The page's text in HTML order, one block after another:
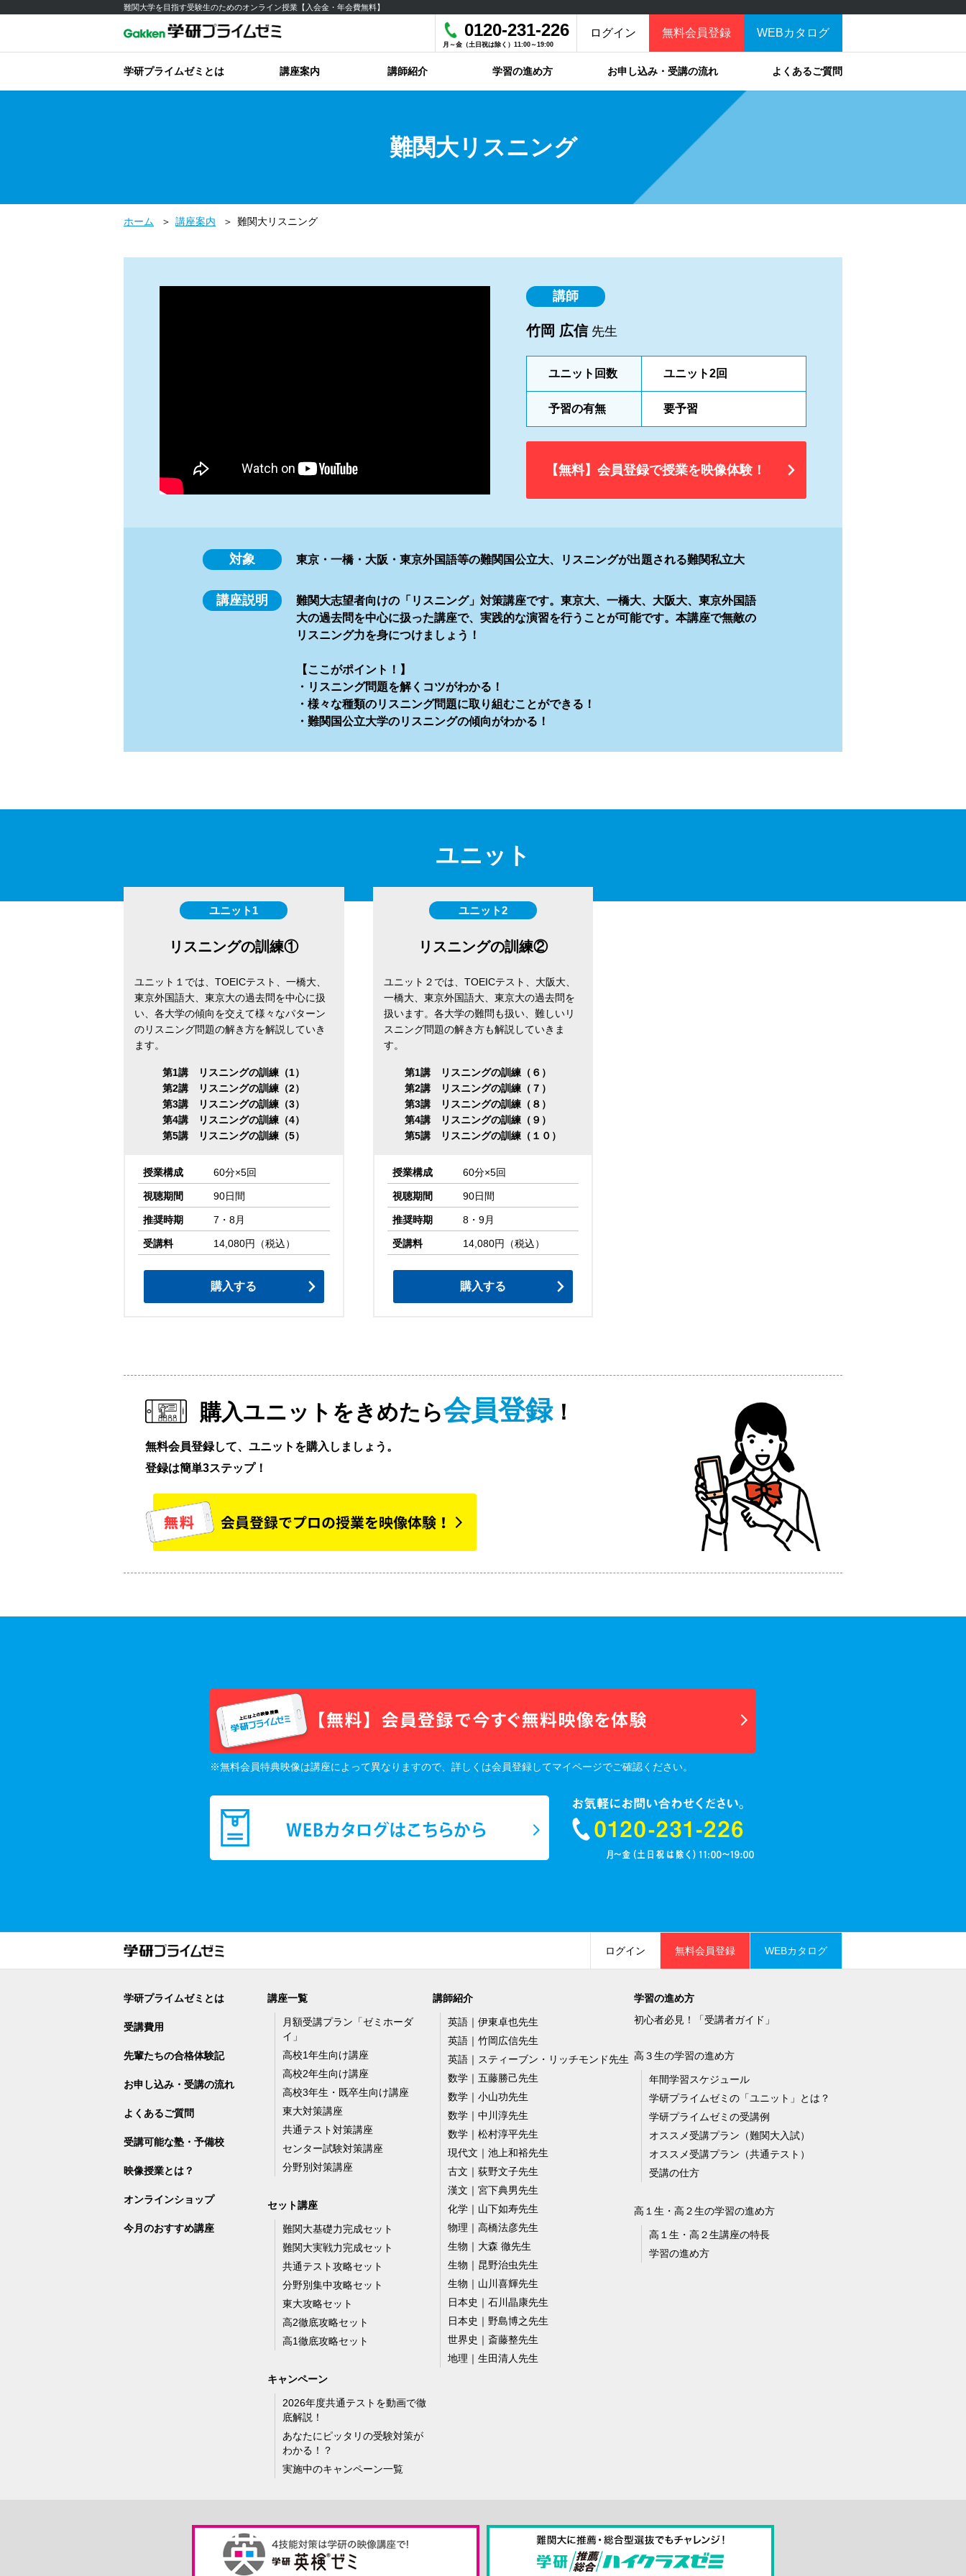
難関大学を目指す受験生のためのオンライン授業【入会金・年会費無料】
0120-231-226
月～金（土日祝は除く）11:00～19:00
ログイン 無料会員登録 WEBカタログ
学研プライムゼミとは 講座案内 講師紹介 学習の進め方 お申し込み・受講の流れ よくあるご質問
難関大リスニング
ホーム 講座案内 難関大リスニング
講師
竹岡 広信先生
ユニット回数 ユニット2回
予習の有無 要予習
【無料】会員登録で授業を映像体験！
対象 東京・一橋・大阪・東京外国語等の難関国公立大、リスニングが出題される難関私立大
講座説明
難関大志望者向けの「リスニング」対策講座です。東京大、一橋大、大阪大、東京外国語
大の過去問を中心に扱った講座で、実践的な演習を行うことが可能です。本講座で無敵の
リスニング力を身につけましょう！
【ここがポイント！】
・リスニング問題を解くコツがわかる！
・様々な種類のリスニング問題に取り組むことができる！
・難関国公立大学のリスニングの傾向がわかる！
ユニット
ユニット1
リスニングの訓練①
ユニット１では、TOEICテスト、一橋大、
東京外国語大、東京大の過去問を中心に扱
い、各大学の傾向を交えて様々なパターン
のリスニング問題の解き方を解説していき
ます。
第1講 リスニングの訓練（1）
第2講 リスニングの訓練（2）
第3講 リスニングの訓練（3）
第4講 リスニングの訓練（4）
第5講 リスニングの訓練（5）
授業構成 60分×5回
視聴期間 90日間
推奨時期 7・8月
受講料 14,080円（税込）
購入する
ユニット2
リスニングの訓練②
ユニット２では、TOEICテスト、大阪大、
一橋大、東京外国語大、東京大の過去問を
扱います。各大学の難問も扱い、難しいリ
スニング問題の解き方も解説していきま
す。
第1講 リスニングの訓練（６）
第2講 リスニングの訓練（７）
第3講 リスニングの訓練（８）
第4講 リスニングの訓練（９）
第5講 リスニングの訓練（１０）
授業構成 60分×5回
視聴期間 90日間
推奨時期 8・9月
受講料 14,080円（税込）
購入する
購入ユニットをきめたら会員登録！
無料会員登録して、ユニットを購入しましょう。
登録は簡単3ステップ！
※無料会員特典映像は講座によって異なりますので、詳しくは会員登録してマイページでご確認ください。
WEBカタログ
無料会員登録
ログイン
学研プライムゼミとは
受講費用
先輩たちの合格体験記
お申し込み・受講の流れ
よくあるご質問
受講可能な塾・予備校
映像授業とは？
オンラインショップ
今月のおすすめ講座
講座一覧
月額受講プラン「ゼミホーダ
イ」
高校1年生向け講座
高校2年生向け講座
高校3年生・既卒生向け講座
東大対策講座
共通テスト対策講座
センター試験対策講座
分野別対策講座
セット講座
難関大基礎力完成セット
難関大実戦力完成セット
共通テスト攻略セット
分野別集中攻略セット
東大攻略セット
高2徹底攻略セット
高1徹底攻略セット
キャンペーン
2026年度共通テストを動画で徹
底解説！
あなたにピッタリの受験対策が
わかる！？
実施中のキャンペーン一覧
講師紹介
英語｜伊東卓也先生
英語｜竹岡広信先生
英語｜スティーブン・リッチモンド先生
数学｜五藤勝己先生
数学｜小山功先生
数学｜中川淳先生
数学｜松村淳平先生
現代文｜池上和裕先生
古文｜荻野文子先生
漢文｜宮下典男先生
化学｜山下如寿先生
物理｜高橋法彦先生
生物｜大森 徹先生
生物｜昆野治虫先生
生物｜山川喜輝先生
日本史｜石川晶康先生
日本史｜野島博之先生
世界史｜斎藤整先生
地理｜生田清人先生
学習の進め方
初心者必見！「受講者ガイド」
高３生の学習の進め方
年間学習スケジュール
学研プライムゼミの「ユニット」とは？
学研プライムゼミの受講例
オススメ受講プラン（難関大入試）
オススメ受講プラン（共通テスト）
受講の仕方
高１生・高２生の学習の進め方
高１生・高２生講座の特長
学習の進め方